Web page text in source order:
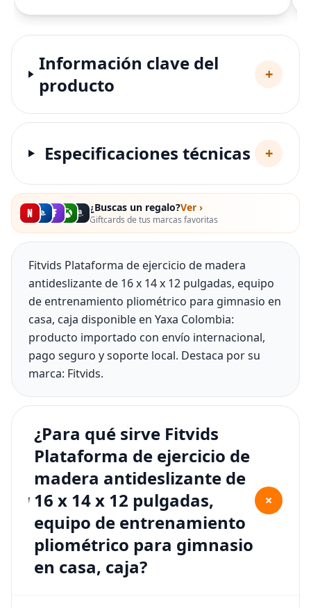
Información clave del
producto
+
Especificaciones técnicas +
¿Buscas un regalo?Ver ›
Giftcards de tus marcas favoritas
Fitvids Plataforma de ejercicio de madera
antideslizante de 16 x 14 x 12 pulgadas, equipo
de entrenamiento pliométrico para gimnasio en
casa, caja disponible en Yaxa Colombia:
producto importado con envío internacional,
pago seguro y soporte local. Destaca por su
marca: Fitvids.
¿Para qué sirve Fitvids
Plataforma de ejercicio de
madera antideslizante de
16 x 14 x 12 pulgadas,
equipo de entrenamiento
pliométrico para gimnasio
en casa, caja?
+